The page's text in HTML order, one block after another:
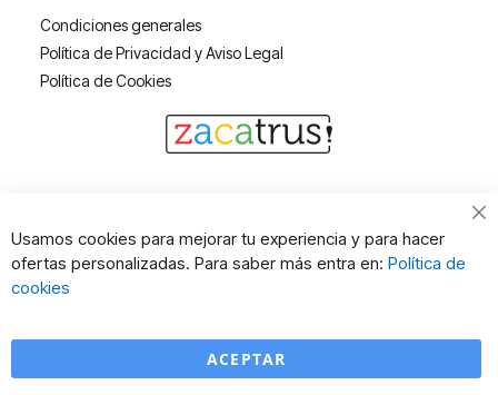
Condiciones generales
Política de Privacidad y Aviso Legal
Política de Cookies
Usamos cookies para mejorar tu experiencia y para hacer
ofertas personalizadas. Para saber más entra en: Política de
cookies
ACEPTAR